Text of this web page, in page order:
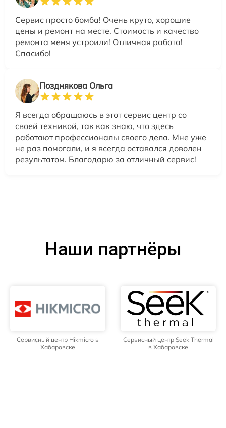
Сервис просто бомба! Очень круто, хорошие
цены и ремонт на месте. Стоимость и качество
ремонта меня устроили! Отличная работа!
Спасибо!
Позднякова Ольга
Я всегда обращаюсь в этот сервис центр со
своей техникой, так как знаю, что здесь
работают профессионалы своего дела. Мне уже
не раз помогали, и я всегда оставался доволен
результатом. Благодарю за отличный сервис!
Наши партнёры
Сервисный центр Hikmicro в
Хабаровске
Сервисный центр Seek Thermal
в Хабаровске